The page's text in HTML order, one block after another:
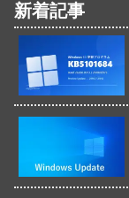
新着記事